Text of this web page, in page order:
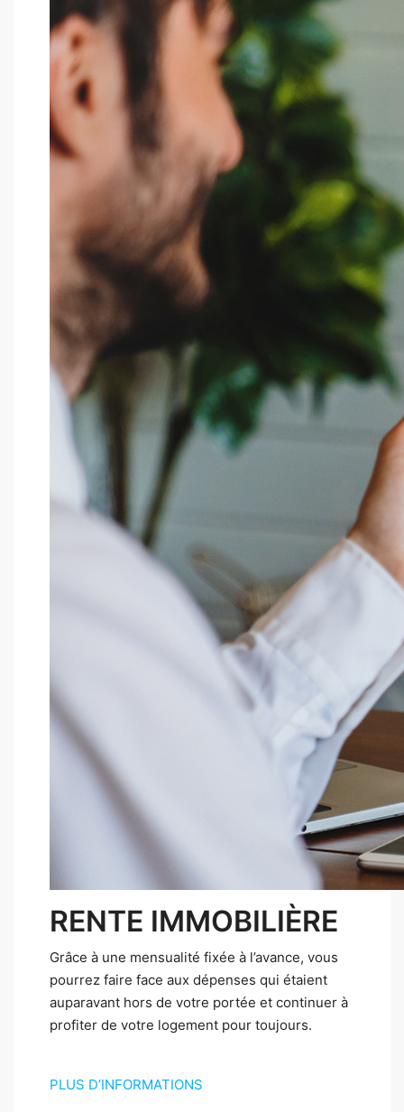
RENTE IMMOBILIÈRE
Grâce à une mensualité fixée à l’avance, vous
pourrez faire face aux dépenses qui étaient
auparavant hors de votre portée et continuer à
profiter de votre logement pour toujours.
PLUS D’INFORMATIONS